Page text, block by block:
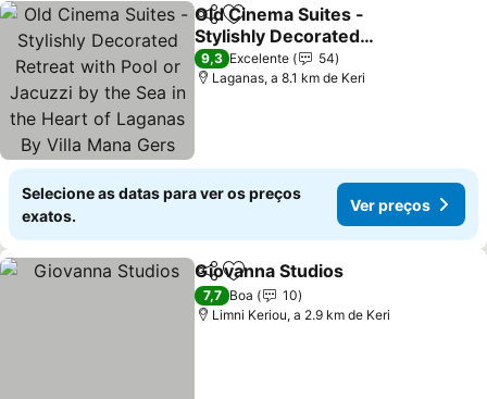
PartilharAdicionar aos favoritos
Old Cinema Suites -
Stylishly Decorated
Retreat with Pool or
Jacuzzi by the Sea in the
9,3 Excelente
54
Laganas, a 8.1 km de Keri
Selecione as datas para ver os preços
exatos.
Ver preços
PartilharAdicionar aos favoritos
Giovanna Studios
7,7 Boa
10
Limni Keriou, a 2.9 km de Keri